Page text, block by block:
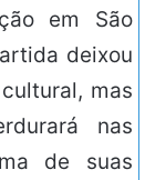
em São
deixou
mas
nas
de suas